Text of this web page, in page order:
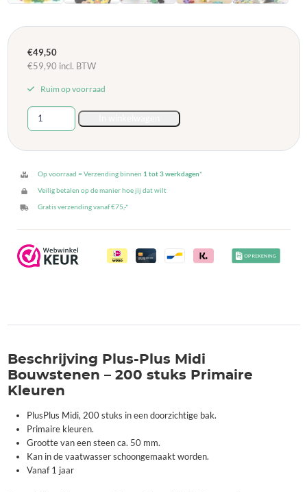
€49,50
€59,90 incl. BTW
Ruim op voorraad
Plus-
Plus
Bouwstenen
200
stuks
Primaire
Op voorraad = Verzending binnen 1 tot 3 werkdagen*
Veilig betalen op de manier hoe jij dat wilt
Gratis verzending vanaf €75,-*
Beschrijving Plus-Plus Midi
Bouwstenen – 200 stuks Primaire
Kleuren
PlusPlus Midi, 200 stuks in een doorzichtige bak.
Primaire kleuren.
Grootte van een steen ca. 50 mm.
Kan in de vaatwasser schoongemaakt worden.
Vanaf 1 jaar